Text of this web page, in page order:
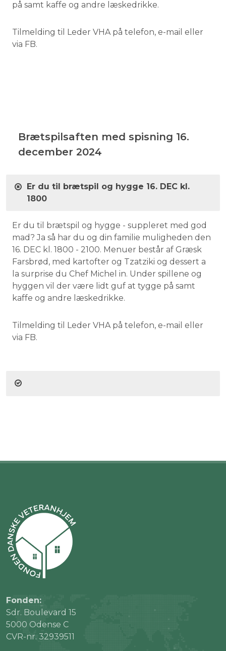
på samt kaffe og andre læskedrikke.
Tilmelding til Leder VHA på telefon, e-mail eller
via FB.
Brætspilsaften med spisning 16.
december 2024
Er du til brætspil og hygge 16. DEC kl.
1800
Er du til brætspil og hygge - suppleret med god
mad? Ja så har du og din familie muligheden den
16. DEC kl. 1800 - 2100. Menuer består af Græsk
Farsbrød, med kartofter og Tzatziki og dessert a
la surprise du Chef Michel in. Under spillene og
hyggen vil der være lidt guf at tygge på samt
kaffe og andre læskedrikke.
Tilmelding til Leder VHA på telefon, e-mail eller
via FB.
Fonden:
Sdr. Boulevard 15
5000 Odense C
CVR-nr. 32939511